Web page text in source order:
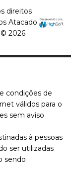
direitos
Atacado
2026
condições de
válidos para o
sem aviso
à pessoas
ser utilizadas
sendo